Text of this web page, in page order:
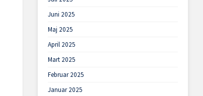
Juni 2025
Maj 2025
April 2025
Mart 2025
Februar 2025
Januar 2025